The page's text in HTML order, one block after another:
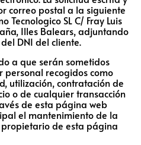
correo postal a la siguiente
Tecnologico SL C/ Fray Luis
Illes Balears, adjuntando
DNI del cliente.
a que serán sometidos
personal recogidos como
utilización, contratación de
o de cualquier transacción
de esta página web
el mantenimiento de la
de esta página